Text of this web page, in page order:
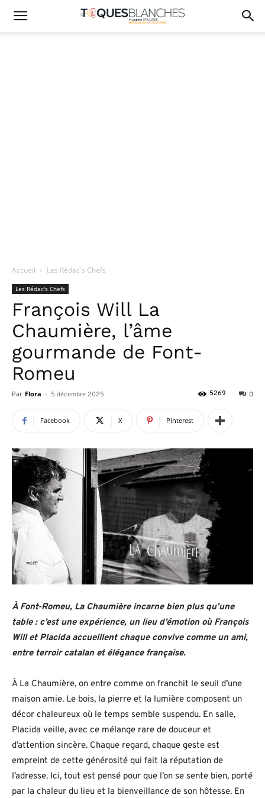
Accueil Les Rédac's Chefs
Les Rédac's Chefs
François Will La
Chaumière, l’âme
gourmande de Font-
Romeu
Par Flora - 5 décembre 2025 0
5269
Facebook X Pinterest
À Font-Romeu, La Chaumière incarne bien plus qu’une
table : c’est une expérience, un lieu d’émotion où François
Will et Placida accueillent chaque convive comme un ami,
entre terroir catalan et élégance française.
À La Chaumière, on entre comme on franchit le seuil d’une
maison amie. Le bois, la pierre et la lumière composent un
décor chaleureux où le temps semble suspendu. En salle,
Placida veille, avec ce mélange rare de douceur et
d’attention sincère. Chaque regard, chaque geste est
empreint de cette générosité qui fait la réputation de
l’adresse. Ici, tout est pensé pour que l’on se sente bien, porté
par la chaleur du lieu et la bienveillance de son hôtesse. En